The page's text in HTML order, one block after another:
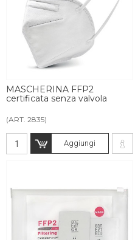
MASCHERINA FFP2
certificata senza valvola
(ART. 2835)
Aggiungi